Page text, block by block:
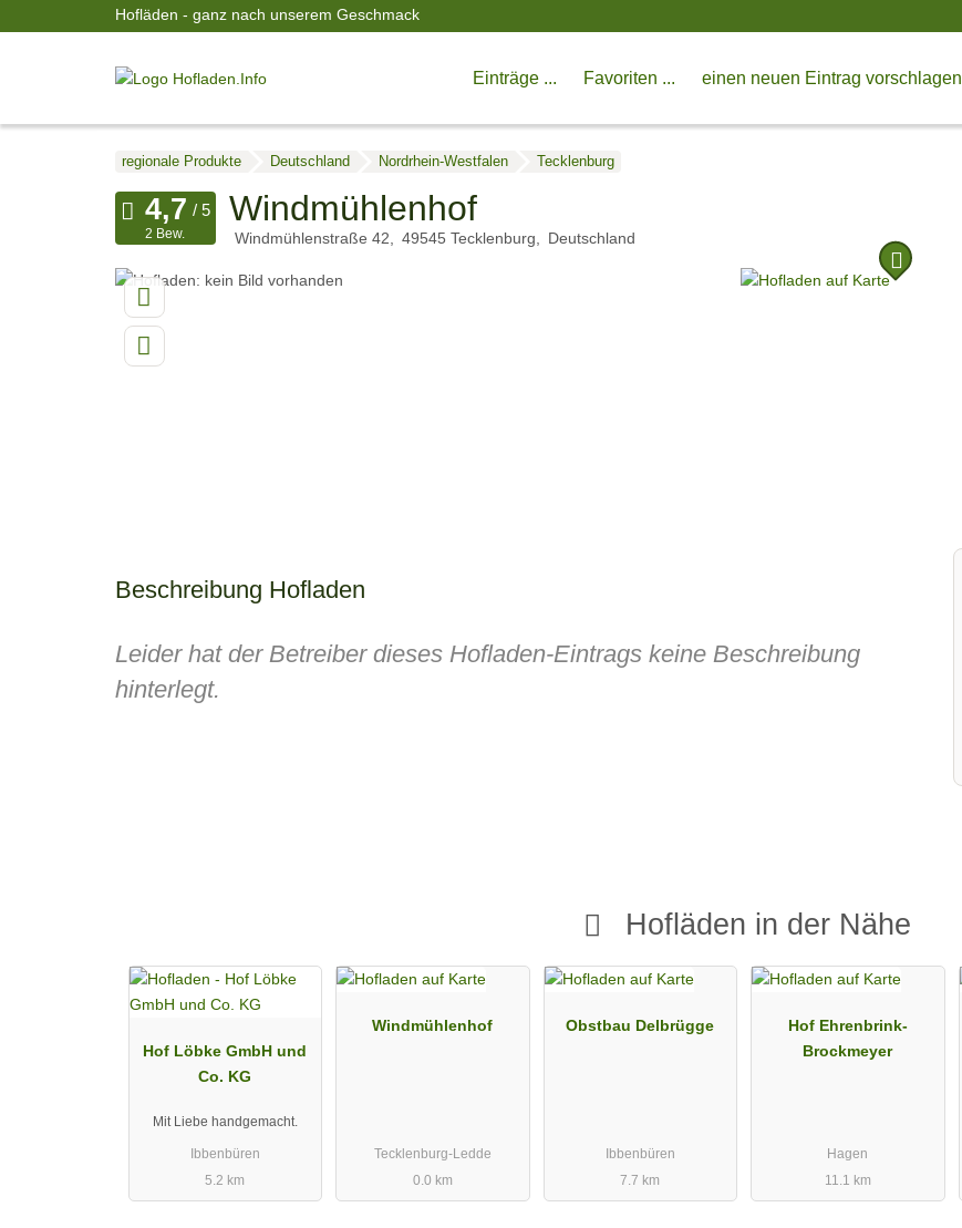
Hofläden - ganz nach unserem Geschmack
Einträge ... Favoriten ... einen neuen Eintrag vorschlagen
regionale Produkte Deutschland Nordrhein-Westfalen Tecklenburg
Windmühlenhof
Windmühlenstraße 42 49545 Tecklenburg Deutschland
2 Bew.
Beschreibung Hofladen
Leider hat der Betreiber dieses Hofladen-Eintrags keine Beschreibung
hinterlegt.
Hofläden in der Nähe
Hof Löbke GmbH und
Co. KG
Mit Liebe handgemacht.
Ibbenbüren
5.2 km
Windmühlenhof
Tecklenburg-Ledde
0.0 km
Obstbau Delbrügge
Ibbenbüren
7.7 km
Hof Ehrenbrink-
Brockmeyer
Hagen
11.1 km